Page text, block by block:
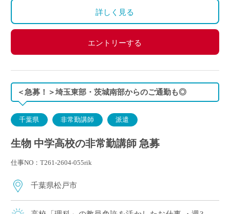
詳しく見る
エントリーする
＜急募！＞埼玉東部・茨城南部からのご通勤も◎
千葉県 非常勤講師 派遣
生物 中学高校の非常勤講師 急募
仕事NO：T261-2604-055rik
千葉県松戸市